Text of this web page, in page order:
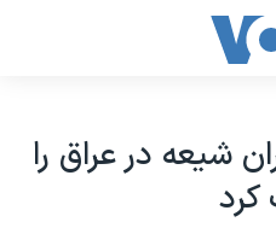
شيعه در عراق را
کرد